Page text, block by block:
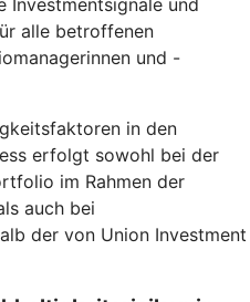
Investmentsignale und
alle betroffenen
und -
in den
erfolgt sowohl bei der
im Rahmen der
auch bei
der von Union Investment